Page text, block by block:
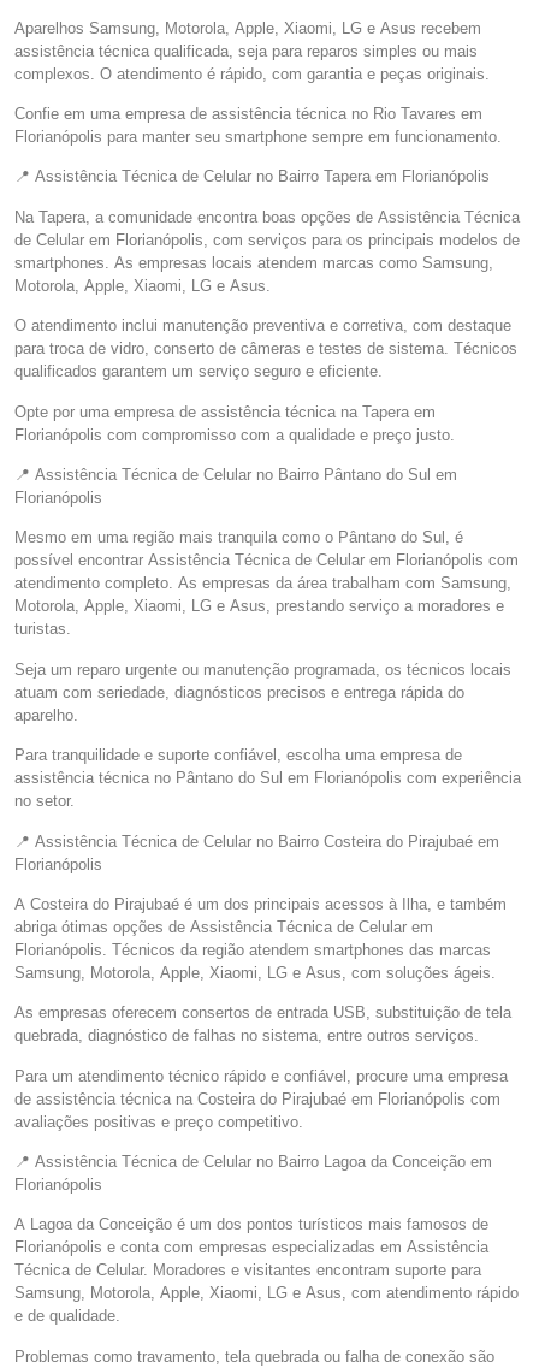
Aparelhos Samsung, Motorola, Apple, Xiaomi, LG e Asus recebem
assistência técnica qualificada, seja para reparos simples ou mais
complexos. O atendimento é rápido, com garantia e peças originais.
Confie em uma empresa de assistência técnica no Rio Tavares em
Florianópolis para manter seu smartphone sempre em funcionamento.
📍 Assistência Técnica de Celular no Bairro Tapera em Florianópolis
Na Tapera, a comunidade encontra boas opções de Assistência Técnica
de Celular em Florianópolis, com serviços para os principais modelos de
smartphones. As empresas locais atendem marcas como Samsung,
Motorola, Apple, Xiaomi, LG e Asus.
O atendimento inclui manutenção preventiva e corretiva, com destaque
para troca de vidro, conserto de câmeras e testes de sistema. Técnicos
qualificados garantem um serviço seguro e eficiente.
Opte por uma empresa de assistência técnica na Tapera em
Florianópolis com compromisso com a qualidade e preço justo.
📍 Assistência Técnica de Celular no Bairro Pântano do Sul em
Florianópolis
Mesmo em uma região mais tranquila como o Pântano do Sul, é
possível encontrar Assistência Técnica de Celular em Florianópolis com
atendimento completo. As empresas da área trabalham com Samsung,
Motorola, Apple, Xiaomi, LG e Asus, prestando serviço a moradores e
turistas.
Seja um reparo urgente ou manutenção programada, os técnicos locais
atuam com seriedade, diagnósticos precisos e entrega rápida do
aparelho.
Para tranquilidade e suporte confiável, escolha uma empresa de
assistência técnica no Pântano do Sul em Florianópolis com experiência
no setor.
📍 Assistência Técnica de Celular no Bairro Costeira do Pirajubaé em
Florianópolis
A Costeira do Pirajubaé é um dos principais acessos à Ilha, e também
abriga ótimas opções de Assistência Técnica de Celular em
Florianópolis. Técnicos da região atendem smartphones das marcas
Samsung, Motorola, Apple, Xiaomi, LG e Asus, com soluções ágeis.
As empresas oferecem consertos de entrada USB, substituição de tela
quebrada, diagnóstico de falhas no sistema, entre outros serviços.
Para um atendimento técnico rápido e confiável, procure uma empresa
de assistência técnica na Costeira do Pirajubaé em Florianópolis com
avaliações positivas e preço competitivo.
📍 Assistência Técnica de Celular no Bairro Lagoa da Conceição em
Florianópolis
A Lagoa da Conceição é um dos pontos turísticos mais famosos de
Florianópolis e conta com empresas especializadas em Assistência
Técnica de Celular. Moradores e visitantes encontram suporte para
Samsung, Motorola, Apple, Xiaomi, LG e Asus, com atendimento rápido
e de qualidade.
Problemas como travamento, tela quebrada ou falha de conexão são